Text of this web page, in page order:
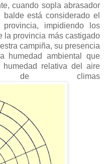
cuando sopla abrasador
está considerado el
impidiendo los
la provincia más castigado
campiña, su presencia
humedad ambiental que
relativa del aire
de climas